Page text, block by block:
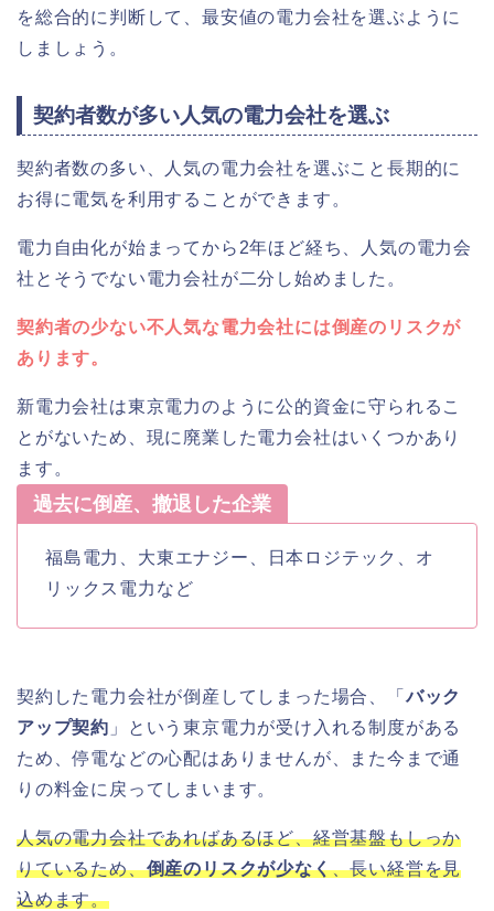
を総合的に判断して、最安値の電力会社を選ぶように
しましょう。
契約者数が多い人気の電力会社を選ぶ
契約者数の多い、人気の電力会社を選ぶこと長期的に
お得に電気を利用することができます。
電力自由化が始まってから2年ほど経ち、人気の電力会
社とそうでない電力会社が二分し始めました。
契約者の少ない不人気な電力会社には倒産のリスクが
あります。
新電力会社は東京電力のように公的資金に守られるこ
とがないため、現に廃業した電力会社はいくつかあり
ます。
過去に倒産、撤退した企業
福島電力、大東エナジー、日本ロジテック、オ
リックス電力など
契約した電力会社が倒産してしまった場合、「バック
アップ契約 」という東京電力が受け入れる制度がある
ため、停電などの心配はありませんが、また今まで通
りの料金に戻ってしまいます。
人気の電力会社であればあるほど、経営基盤もしっか
りているため、倒産のリスクが少なく、長い経営を見
込めます。